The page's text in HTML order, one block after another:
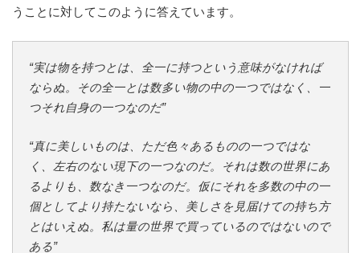
うことに対してこのように答えています。
“実は物を持つとは、全一に持つという意味がなければ
ならぬ。その全一とは数多い物の中の一つではなく、一
つそれ自身の一つなのだ”
“真に美しいものは、ただ色々あるものの一つではな
く、左右のない現下の一つなのだ。それは数の世界にあ
るよりも、数なき一つなのだ。仮にそれを多数の中の一
個としてより持たないなら、美しさを見届けての持ち方
とはいえぬ。私は量の世界で買っているのではないので
ある”